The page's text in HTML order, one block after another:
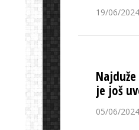
19/06/2024
je još
05/06/2024